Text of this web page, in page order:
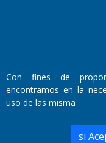
Domicilio Legal: José
Santa Rosa, La Pampa.
RL-2019-55551274-APN-
Con fines de
encontramos en la
uso de las misma
si